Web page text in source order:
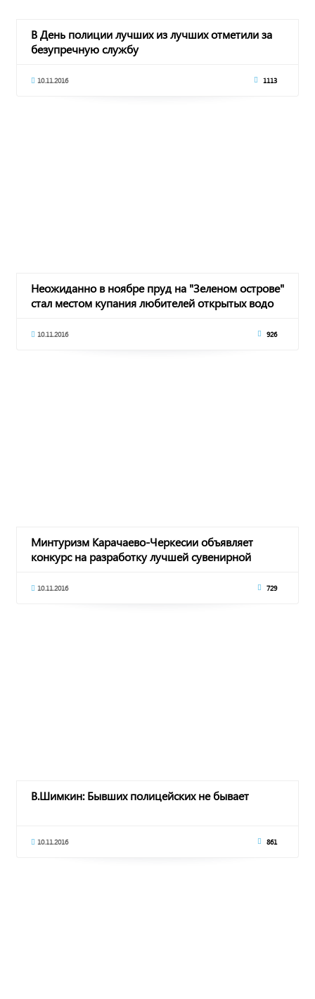
В День полиции лучших из лучших отметили за
безупречную службу
10.11.2016 1113
Неожиданно в ноябре пруд на "Зеленом острове"
стал местом купания любителей открытых водо
10.11.2016 926
Минтуризм Карачаево-Черкесии объявляет
конкурс на разработку лучшей сувенирной
10.11.2016 729
В.Шимкин: Бывших полицейских не бывает
10.11.2016 861